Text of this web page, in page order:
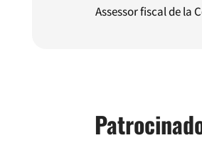
Assessor fiscal de la